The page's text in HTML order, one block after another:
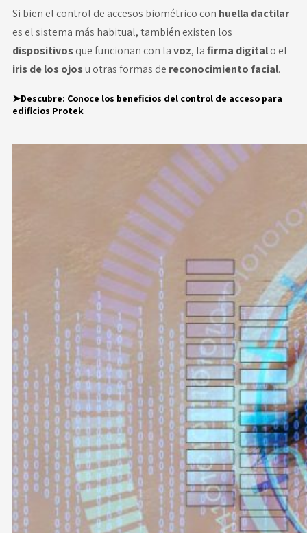
Si bien el control de accesos biométrico con huella dactilar
es el sistema más habitual, también existen los
dispositivosque funcionan con lavoz, lafirma digitalo el
iris de los ojosu otras formas de reconocimiento facial.
➤Descubre: Conoce los beneficios del control de acceso para
edificios Protek